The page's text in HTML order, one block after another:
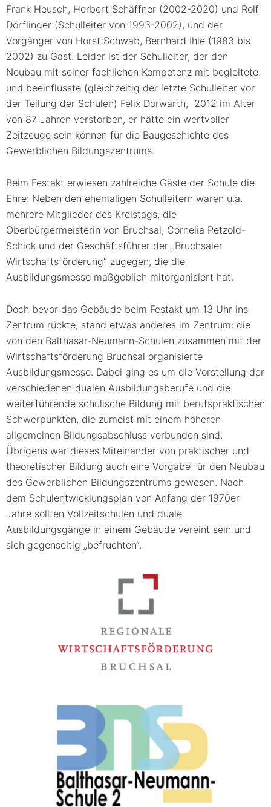
Frank Heusch, Herbert Schäffner (2002-2020) und Rolf
Dörflinger (Schulleiter von 1993-2002), und der
Vorgänger von Horst Schwab, Bernhard Ihle (1983 bis
2002) zu Gast. Leider ist der Schulleiter, der den
Neubau mit seiner fachlichen Kompetenz mit begleitete
und beeinflusste (gleichzeitig der letzte Schulleiter vor
der Teilung der Schulen) Felix Dorwarth, 2012 im Alter
von 87 Jahren verstorben, er hätte ein wertvoller
Zeitzeuge sein können für die Baugeschichte des
Gewerblichen Bildungszentrums.
Beim Festakt erwiesen zahlreiche Gäste der Schule die
Ehre: Neben den ehemaligen Schulleitern waren u.a.
mehrere Mitglieder des Kreistags, die
Oberbürgermeisterin von Bruchsal, Cornelia Petzold-
Schick und der Geschäftsführer der „Bruchsaler
Wirtschaftsförderung“ zugegen, die die
Ausbildungsmesse maßgeblich mitorganisiert hat.
Doch bevor das Gebäude beim Festakt um 13 Uhr ins
Zentrum rückte, stand etwas anderes im Zentrum: die
von den Balthasar-Neumann-Schulen zusammen mit der
Wirtschaftsförderung Bruchsal organisierte
Ausbildungsmesse. Dabei ging es um die Vorstellung der
verschiedenen dualen Ausbildungsberufe und die
weiterführende schulische Bildung mit berufspraktischen
Schwerpunkten, die zumeist mit einem höheren
allgemeinen Bildungsabschluss verbunden sind.
Übrigens war dieses Miteinander von praktischer und
theoretischer Bildung auch eine Vorgabe für den Neubau
des Gewerblichen Bildungszentrums gewesen. Nach
dem Schulentwicklungsplan von Anfang der 1970er
Jahre sollten Vollzeitschulen und duale
Ausbildungsgänge in einem Gebäude vereint sein und
sich gegenseitig „befruchten“.